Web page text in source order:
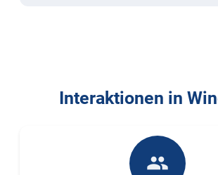
Interaktionen in
people